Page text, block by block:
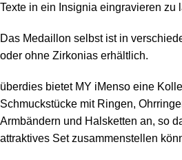
Texte in ein Insignia eingravieren zu
Das Medaillon selbst ist in
oder ohne Zirkonias erhältlich.
überdies bietet MY iMenso eine
Schmuckstücke mit Ringen,
Armbändern und Halsketten an, so
attraktives Set zusammenstellen